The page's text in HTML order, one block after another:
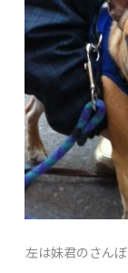
左は妹君のさん